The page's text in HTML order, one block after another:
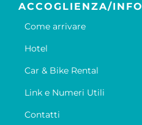
ACCOGLIENZA/INFO
Come arrivare
Hotel
Car & Bike Rental
Link e Numeri Utili
Contatti